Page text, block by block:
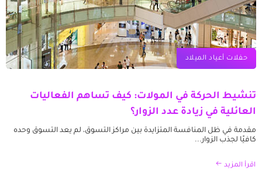
حفلات أعياد الميلاد
تنشيط الحركة في المولات: كيف تساهم الفعاليات
العائلية في زيادة عدد الزوار؟
مقدمة في ظل المنافسة المتزايدة بين مراكز التسوق، لم يعد التسوق وحده
كافيًا لجذب الزوار...
اقرأ المزيد